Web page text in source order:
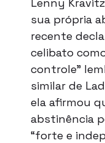
sua própria
recente
celibato
controle”
similar de
ela afirmou
abstinência
“forte e